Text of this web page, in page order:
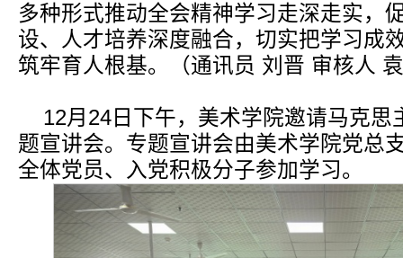
多种形式推动全会精神学习走深走实，
设、人才培养深度融合，切实把学习成
筑牢育人根基。（通讯员 刘晋 审核人
12月24日下午，美术学院邀请马克思
题宣讲会。专题宣讲会由美术学院党总
全体党员、入党积极分子参加学习。